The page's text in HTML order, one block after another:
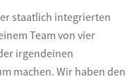
staatlich integrierten
Team von vier
irgendeinen
machen. Wir haben den